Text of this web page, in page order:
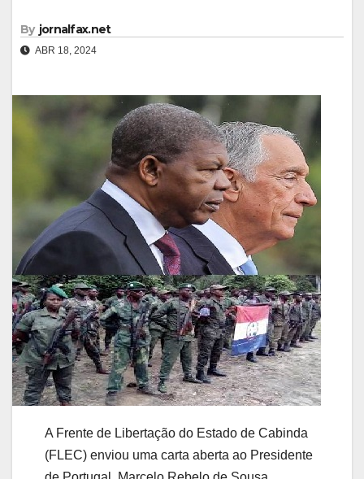
By jornalfax.net
ABR 18, 2024
A Frente de Libertação do Estado de Cabinda
(FLEC) enviou uma carta aberta ao Presidente